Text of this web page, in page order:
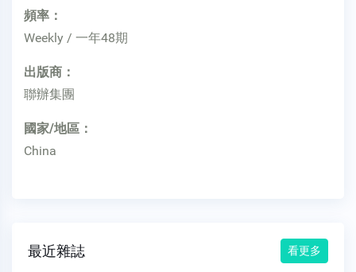
頻率：
Weekly / 一年48期
出版商：
聯辦集團
國家/地區：
China
最近雜誌 看更多